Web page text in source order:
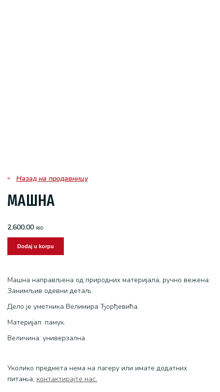
Назад на продавницу
МАШНА
2,600.00 RSD
Dodaj u korpu
Машна направљена од природних материјала, ручно вежена.
Занимљив одевни детаљ.
Дело је уметника Велимира Ђорђевића.
Материјал: памук.
Величина: универзална.
Уколико предмета нема на лагеру или имате додатних
питања, контактирајте нас.